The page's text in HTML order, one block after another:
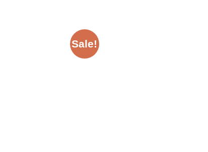
Sale!